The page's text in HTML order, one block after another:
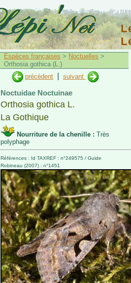
Espèces françaises > Noctuelles >
Orthosia gothica (L.)
précédent
suivant
Noctuidae Noctuinae
Orthosia gothica L.
La Gothique
Nourriture de la chenille : Très
polyphage
Références : Id TAXREF : n°249575 / Guide
Robineau (2007) : n°1451